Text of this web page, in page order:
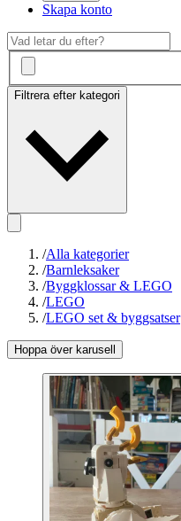
Skapa konto
Filtrera efter kategori
/Alla kategorier
/Barnleksaker
/Byggklossar & LEGO
/LEGO
/LEGO set & byggsatser
Hoppa över karusell